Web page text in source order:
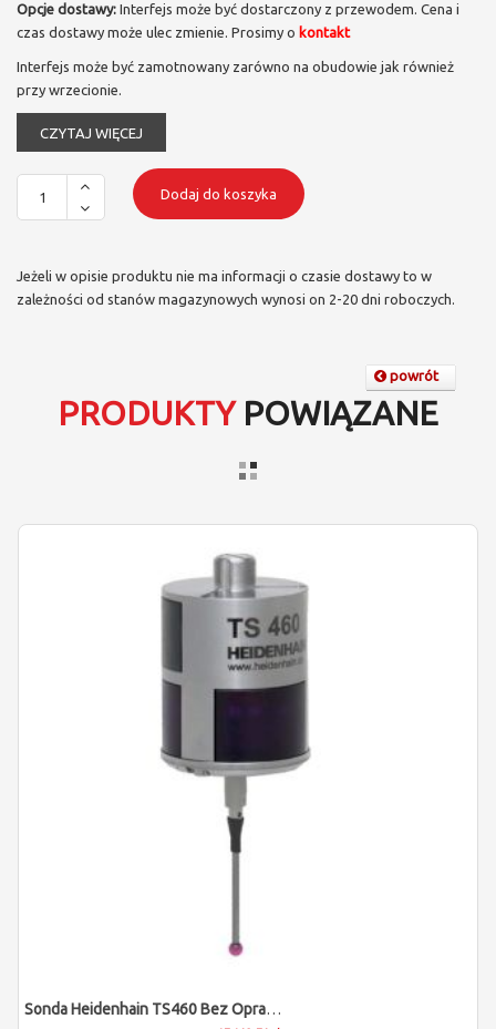
Opcje dostawy: Interfejs może być dostarczony z przewodem. Cena i
czas dostawy może ulec zmienie. Prosimy o kontakt
Interfejs może być zamotnowany zarówno na obudowie jak również
przy wrzecionie.
CZYTAJ WIĘCEJ
Dodaj do koszyka
Jeżeli w opisie produktu nie ma informacji o czasie dostawy to w
zależności od stanów magazynowych wynosi on 2-20 dni roboczych.
powrót
PRODUKTYPOWIĄZANE
Sonda Heidenhain TS460 Bez Oprawki (dostawa 16-18 Tygodni)